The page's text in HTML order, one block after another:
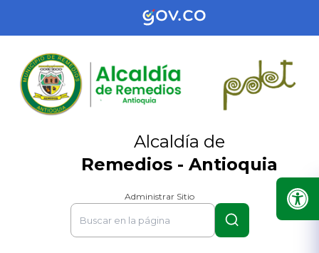
Alcaldía de
Remedios - Antioquia
Administrar Sitio